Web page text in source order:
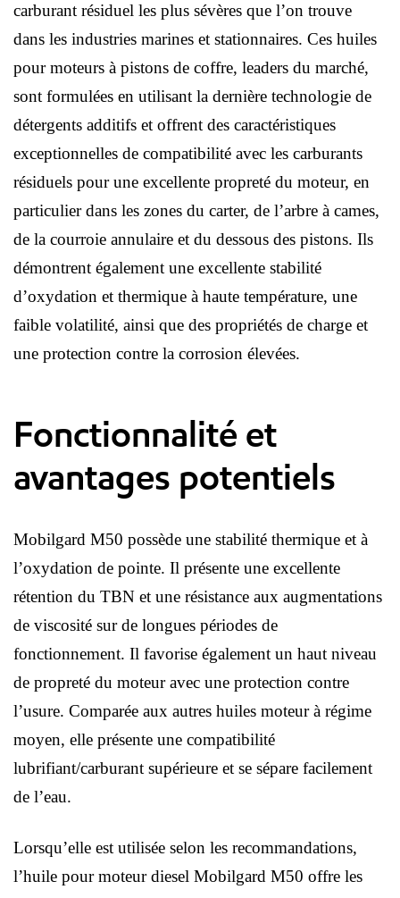
carburant résiduel les plus sévères que l’on trouve
dans les industries marines et stationnaires. Ces huiles
pour moteurs à pistons de coffre, leaders du marché,
sont formulées en utilisant la dernière technologie de
détergents additifs et offrent des caractéristiques
exceptionnelles de compatibilité avec les carburants
résiduels pour une excellente propreté du moteur, en
particulier dans les zones du carter, de l’arbre à cames,
de la courroie annulaire et du dessous des pistons. Ils
démontrent également une excellente stabilité
d’oxydation et thermique à haute température, une
faible volatilité, ainsi que des propriétés de charge et
une protection contre la corrosion élevées.
Fonctionnalité et
avantages potentiels
Mobilgard M50 possède une stabilité thermique et à
l’oxydation de pointe. Il présente une excellente
rétention du TBN et une résistance aux augmentations
de viscosité sur de longues périodes de
fonctionnement. Il favorise également un haut niveau
de propreté du moteur avec une protection contre
l’usure. Comparée aux autres huiles moteur à régime
moyen, elle présente une compatibilité
lubrifiant/carburant supérieure et se sépare facilement
de l’eau.
Lorsqu’elle est utilisée selon les recommandations,
l’huile pour moteur diesel Mobilgard M50 offre les